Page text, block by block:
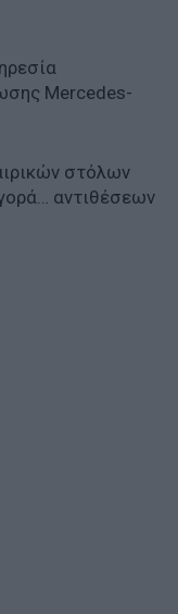
Mercedes-
στόλων
αντιθέσεων